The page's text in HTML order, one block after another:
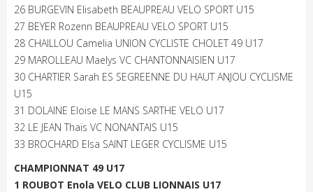
26 BURGEVIN Elisabeth BEAUPREAU VELO SPORT U15
27 BEYER Rozenn BEAUPREAU VELO SPORT U15
28 CHAILLOU Camelia UNION CYCLISTE CHOLET 49 U17
29 MAROLLEAU Maelys VC CHANTONNAISIEN U17
30 CHARTIER Sarah ES SEGREENNE DU HAUT ANJOU CYCLISME
U15
31 DOLAINE Eloise LE MANS SARTHE VELO U17
32 LE JEAN Thaïs VC NONANTAIS U15
33 BROCHARD Elsa SAINT LEGER CYCLISME U15
CHAMPIONNAT 49 U17
1 ROUBOT Enola VELO CLUB LIONNAIS U17